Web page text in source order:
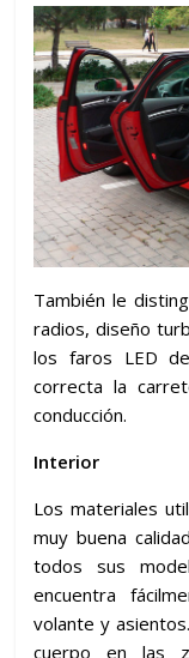
También le
radios, diseño
los faros LED
correcta la
conducción.
Interior
Los materiales
muy buena
todos sus
encuentra
volante y
cuerpo en las